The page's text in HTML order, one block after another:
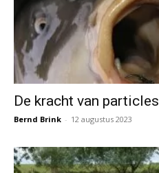
De kracht van particles
Bernd Brink - 12 augustus 2023